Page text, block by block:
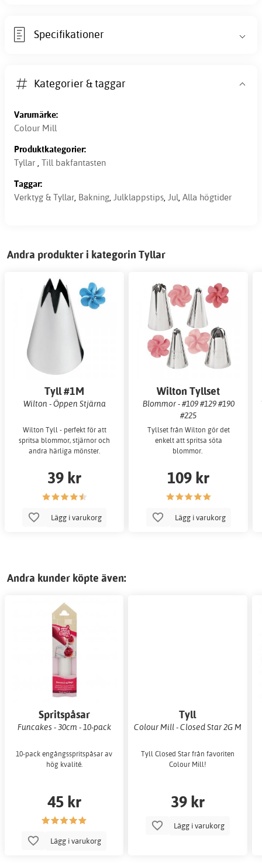
Specifikationer
Kategorier & taggar
Varumärke:
Colour Mill
Produktkategorier:
Tyllar , Till bakfantasten
Taggar:
Verktyg & Tyllar, Bakning, Julklappstips, Jul, Alla högtider
Andra produkter i kategorin Tyllar
Tyll #1M
Wilton - Öppen Stjärna
Wilton Tyll - perfekt för att
spritsa blommor, stjärnor och
andra härliga mönster.
39 kr
Lägg i varukorg
Wilton Tyllset
Blommor - #109 #129 #190
#225
Tyllset från Wilton gör det
enkelt att spritsa söta
blommor.
109 kr
Lägg i varukorg
Andra kunder köpte även:
Spritspåsar
Funcakes - 30cm - 10-pack
10-pack engångsspritspåsar av
hög kvalité.
45 kr
Lägg i varukorg
Tyll
Colour Mill - Closed Star 2G M
Tyll Closed Star från favoriten
Colour Mill!
39 kr
Lägg i varukorg